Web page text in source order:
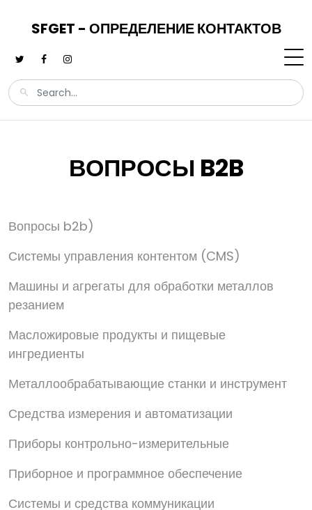
SFGET - ОПРЕДЕЛЕНИЕ КОНТАКТОВ
ВОПРОСЫ B2B
Вопросы b2b)
Системы управления контентом (CMS)
Машины и агрегаты для обработки металлов
резанием
Масложировые продукты и пищевые
ингредиенты
Металлообрабатывающие станки и инструмент
Средства измерения и автоматизации
Приборы контрольно-измерительные
Приборное и программное обеспечение
Системы и средства коммуникации